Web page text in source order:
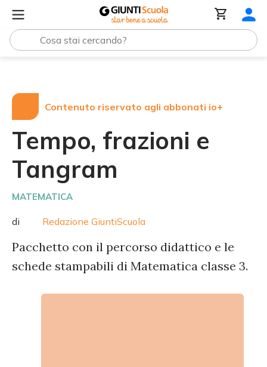
Contenuto riservato agli abbonati io+
Tempo, frazioni e
Tangram
MATEMATICA
di Redazione GiuntiScuola
Pacchetto con il percorso didattico e le
schede stampabili di Matematica classe 3.